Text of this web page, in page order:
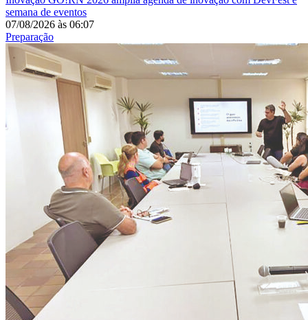
semana de eventos
07/08/2026 às 06:07
Preparação